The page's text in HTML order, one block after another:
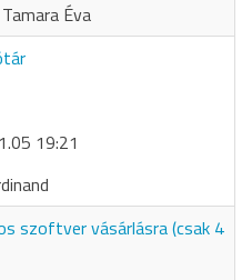
Éva
19:21
szoftver vásárlásra (csak 4